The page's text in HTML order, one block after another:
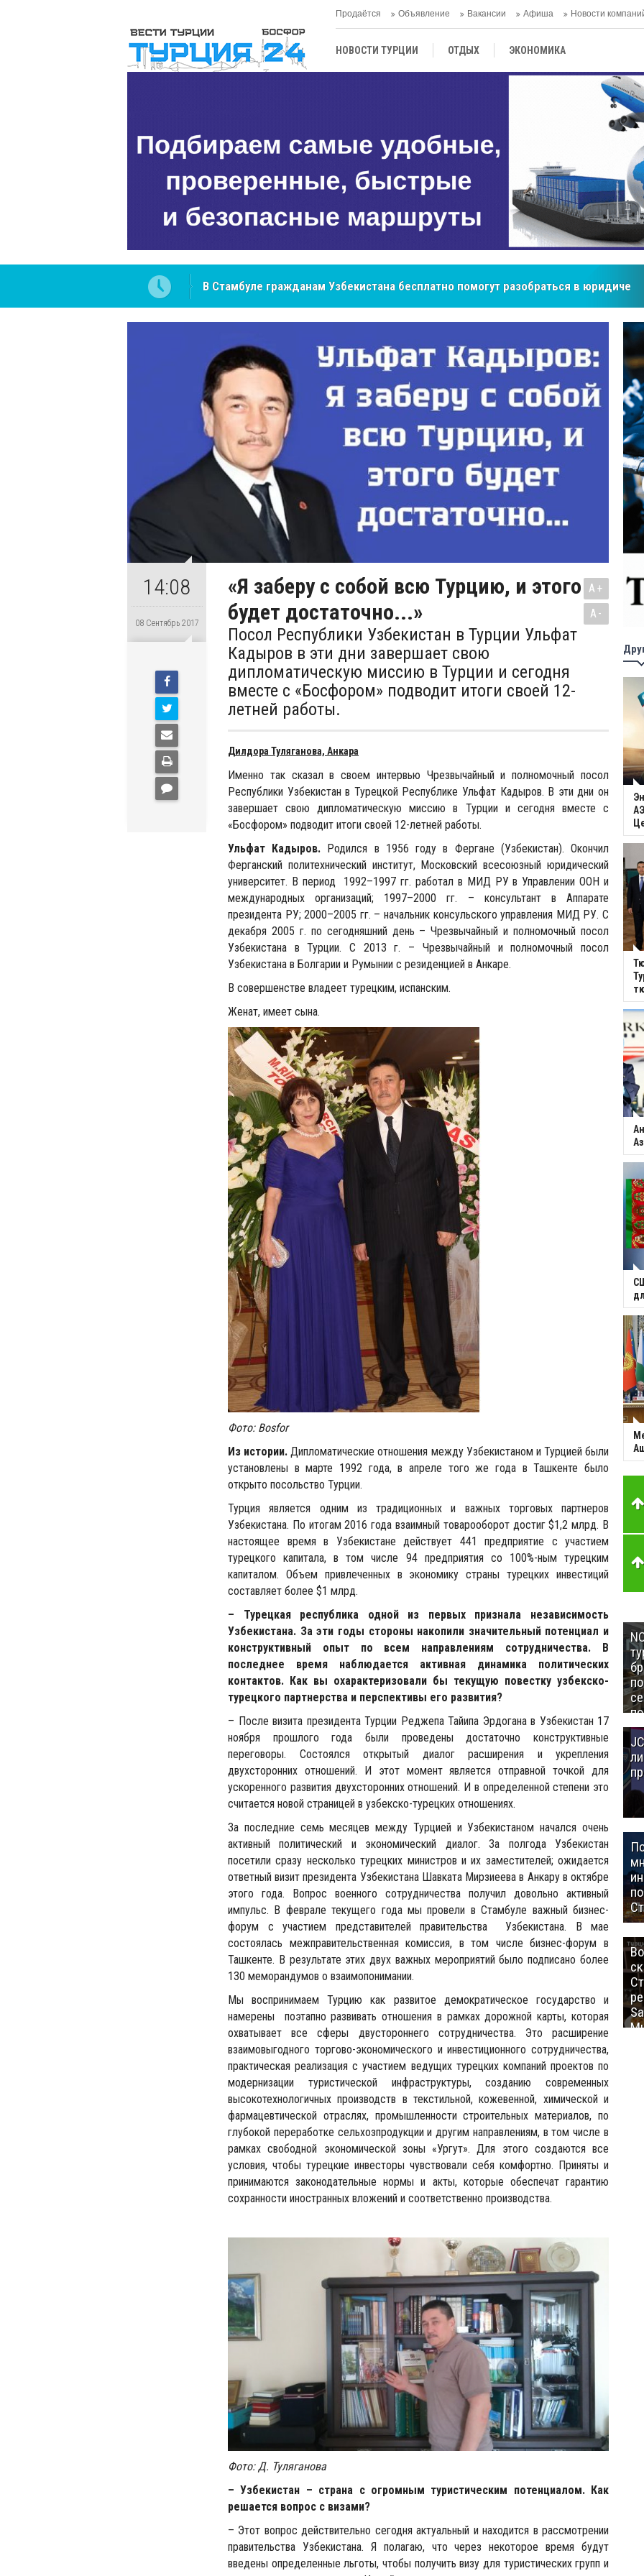
Продаётся Объявление Вакансии Афиша Новости
НОВОСТИ ТУРЦИИ ОТДЫХ ЭКОНОМИКА
ЦЕНТРАЛЬНАЯ АЗИЯ
в юридических NCS Jeans: турецкий бренд, покоривший сердца покупателей Центральной Азии
14:08
08 Сентябрь 2017
«Я заберу с собой всю Турцию, и этого
будет достаточно...»
Посол Республики Узбекистан в Турции Ульфат
Кадыров в эти дни завершает свою
дипломатическую миссию в Турции и сегодня
вместе с «Босфором» подводит итоги своей 12-
летней работы.
A+
A-
Дилдора Туляганова, Анкара
Именно так сказал в своем интервью Чрезвычайный и полномочный посол
Республики Узбекистан в Турецкой Республике Ульфат Кадыров. В эти дни он
завершает свою дипломатическую миссию в Турции и сегодня вместе с
«Босфором» подводит итоги своей 12-летней работы.
Ульфат Кадыров. Родился в 1956 году в Фергане (Узбекистан). Окончил
Ферганский политехнический институт, Московский всесоюзный юридический
университет. В период 1992–1997 гг. работал в МИД РУ в Управлении ООН и
международных организаций; 1997–2000 гг. – консультант в Аппарате
президента РУ; 2000–2005 гг. – начальник консульского управления МИД РУ. С
декабря 2005 г. по сегодняшний день – Чрезвычайный и полномочный посол
Узбекистана в Турции. С 2013 г. – Чрезвычайный и полномочный посол
Узбекистана в Болгарии и Румынии с резиденцией в Анкаре.
В совершенстве владеет турецким, испанским.
Женат, имеет сына.
Фото: Bosfor
Из истории. Дипломатические отношения между Узбекистаном и Турцией были
установлены в марте 1992 года, в апреле того же года в Ташкенте было
открыто посольство Турции.
Турция является одним из традиционных и важных торговых партнеров
Узбекистана. По итогам 2016 года взаимный товарооборот достиг $1,2 млрд. В
настоящее время в Узбекистане действует 441 предприятие с участием
турецкого капитала, в том числе 94 предприятия со 100%-ным турецким
капиталом. Объем привлеченных в экономику страны турецких инвестиций
составляет более $1 млрд.
– Турецкая республика одной из первых признала независимость
Узбекистана. За эти годы стороны накопили значительный потенциал и
конструктивный опыт по всем направлениям сотрудничества. В
последнее время наблюдается активная динамика политических
контактов. Как вы охарактеризовали бы текущую повестку узбекско-
турецкого партнерства и перспективы его развития?
– После визита президента Турции Реджепа Тайипа Эрдогана в Узбекистан 17
ноября прошлого года были проведены достаточно конструктивные
переговоры. Состоялся открытый диалог расширения и укрепления
двухсторонних отношений. И этот момент является отправной точкой для
ускоренного развития двухсторонних отношений. И в определенной степени это
считается новой страницей в узбекско-турецких отношениях.
За последние семь месяцев между Турцией и Узбекистаном начался очень
активный политический и экономический диалог. За полгода Узбекистан
посетили сразу несколько турецких министров и их заместителей; ожидается
ответный визит президента Узбекистана Шавката Мирзиеева в Анкару в октябре
этого года. Вопрос военного сотрудничества получил довольно активный
импульс. В феврале текущего года мы провели в Стамбуле важный бизнес-
форум с участием представителей правительства Узбекистана. В мае
состоялась межправительственная комиссия, в том числе бизнес-форум в
Ташкенте. В результате этих двух важных мероприятий было подписано более
130 меморандумов о взаимопонимании.
Мы воспринимаем Турцию как развитое демократическое государство и
намерены поэтапно развивать отношения в рамках дорожной карты, которая
охватывает все сферы двустороннего сотрудничества. Это расширение
взаимовыгодного торгово-экономического и инвестиционного сотрудничества,
практическая реализация с участием ведущих турецких компаний проектов по
модернизации туристической инфраструктуры, созданию современных
высокотехнологичных производств в текстильной, кожевенной, химической и
фармацевтической отраслях, промышленности строительных материалов, по
глубокой переработке сельхозпродукции и другим направлениям, в том числе в
рамках свободной экономической зоны «Ургут». Для этого создаются все
условия, чтобы турецкие инвесторы чувствовали себя комфортно. Приняты и
принимаются законодательные нормы и акты, которые обеспечат гарантию
сохранности иностранных вложений и соответственно производства.
Фото: Д. Туляганова
– Узбекистан – страна с огромным туристическим потенциалом. Как
решается вопрос с визами?
– Этот вопрос действительно сегодня актуальный и находится в рассмотрении
правительства Узбекистана. Я полагаю, что через некоторое время будут
введены определенные льготы, чтобы получить визу для туристических групп и